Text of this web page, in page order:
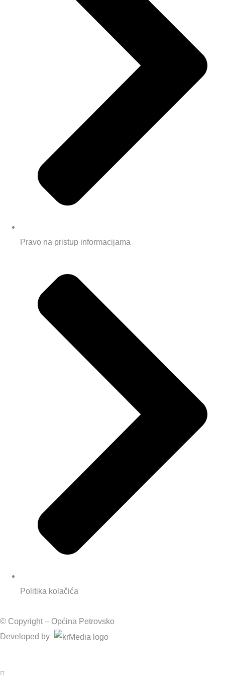
Pravo na pristup informacijama
Politika kolačića
© Copyright – Općina Petrovsko
Developed by